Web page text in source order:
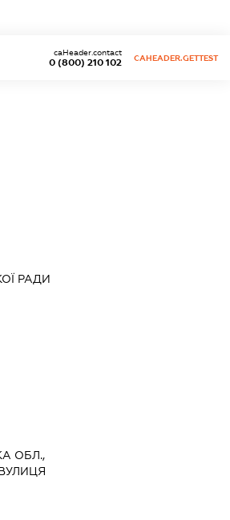
0 (800) 210 102
caHeader.contact
CAHEADER.GETTEST
РАДИ
ОБЛ.,